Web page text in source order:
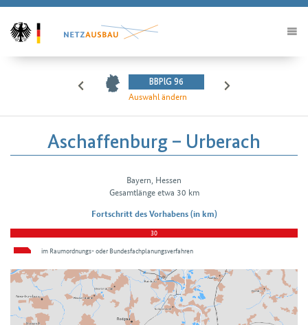
BBPlG 96
Auswahl ändern
Aschaffenburg – Urberach
H2VorhabendetailsBayern, Hessen
Gesamtlänge etwa 30 km
Fortschritt des Vorhabens (in km)
30
im Raumordnungs- oder Bundes­fachplanungs­verfahren